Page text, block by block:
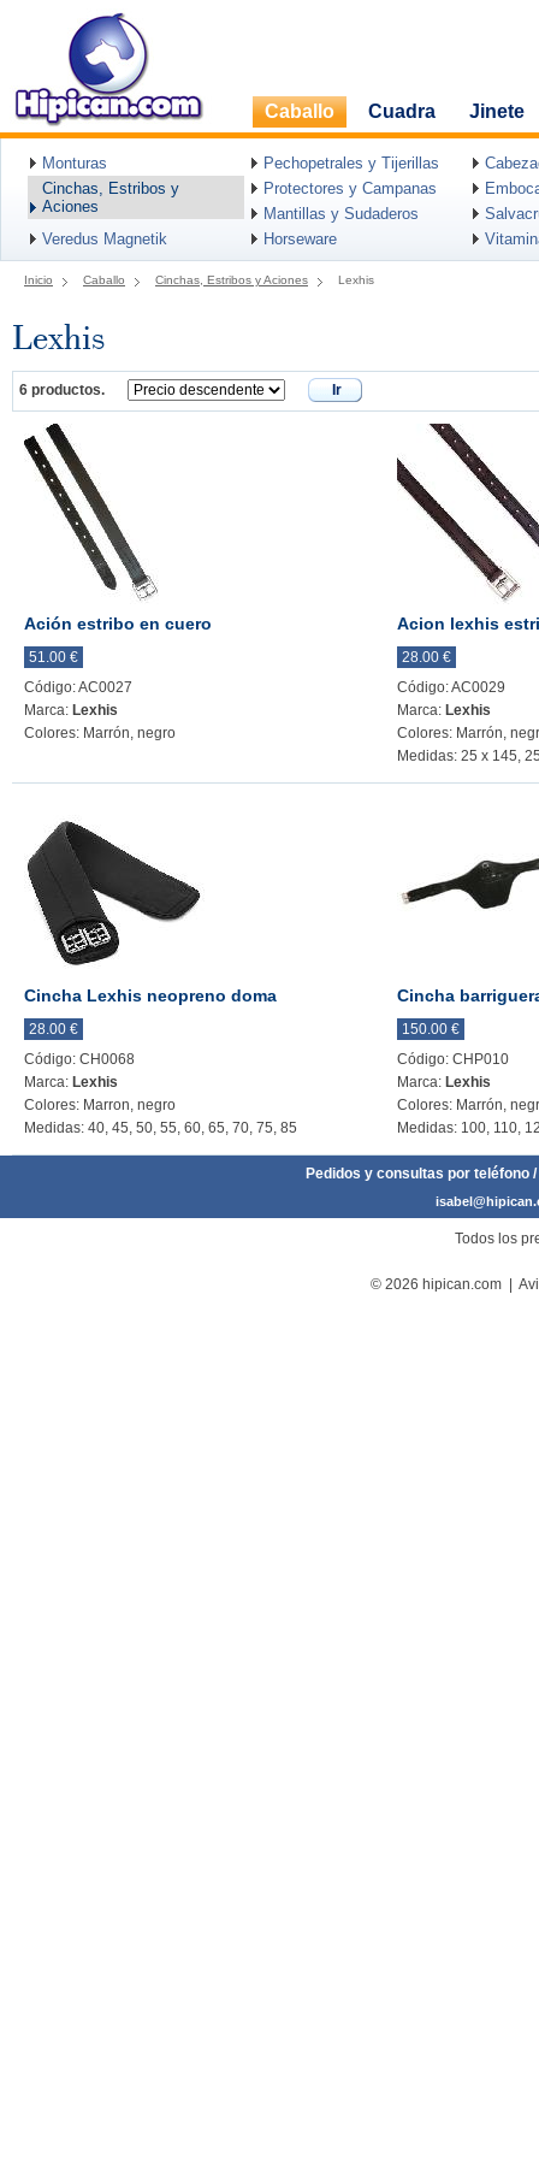
Caballo Cuadra Jinete
Monturas Pechopetrales y Tijerillas
Cinchas, Estribos y
Aciones
Protectores y Campanas
Mantillas y Sudaderos
Veredus Magnetik
Horseware
Inicio Caballo Cinchas, Estribos y Aciones Lexhis
Lexhis
6 productos. Ir
Ación estribo en cuero
51.00 €
Código: AC0027
Marca: Lexhis
Colores: Marrón, negro
Acion lexhis
28.00 €
Código: AC0029
Marca: Lexhis
Colores: Marrón,
Medidas: 25 x 145,
Cincha Lexhis neopreno doma
28.00 €
Código: CH0068
Marca: Lexhis
Colores: Marron, negro
Medidas: 40, 45, 50, 55, 60, 65, 70, 75, 85
Cincha
150.00 €
Código: CHP010
Marca: Lexhis
Colores: Marrón,
Medidas: 100, 110,
Pedidos y consultas por teléfono
Todos los
© 2026 hipican.com |